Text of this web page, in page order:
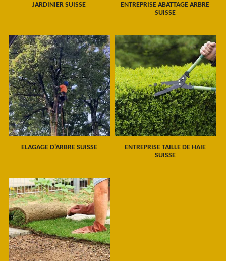
JARDINIER SUISSE
ENTREPRISE ABATTAGE ARBRE
SUISSE
ELAGAGE D'ARBRE SUISSE
ENTREPRISE TAILLE DE HAIE
SUISSE